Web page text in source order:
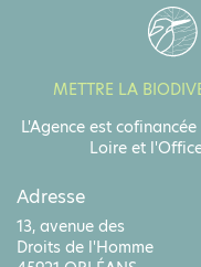
Adresse
13, avenue des
Droits de l'Homme
METTRE LA
L'Agence est
Loire et